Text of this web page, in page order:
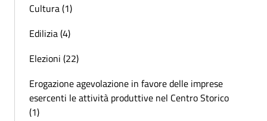
Cultura (1)
Edilizia (4)
Elezioni (22)
Erogazione agevolazione in favore delle imprese
esercenti le attività produttive nel Centro Storico
(1)